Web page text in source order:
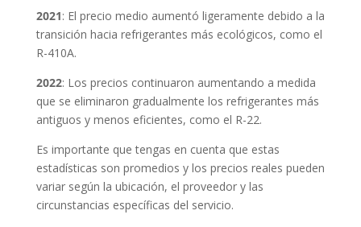
2021: El precio medio aumentó ligeramente debido a la
transición hacia refrigerantes más ecológicos, como el
R-410A.
2022: Los precios continuaron aumentando a medida
que se eliminaron gradualmente los refrigerantes más
antiguos y menos eficientes, como el R-22.
Es importante que tengas en cuenta que estas
estadísticas son promedios y los precios reales pueden
variar según la ubicación, el proveedor y las
circunstancias específicas del servicio.